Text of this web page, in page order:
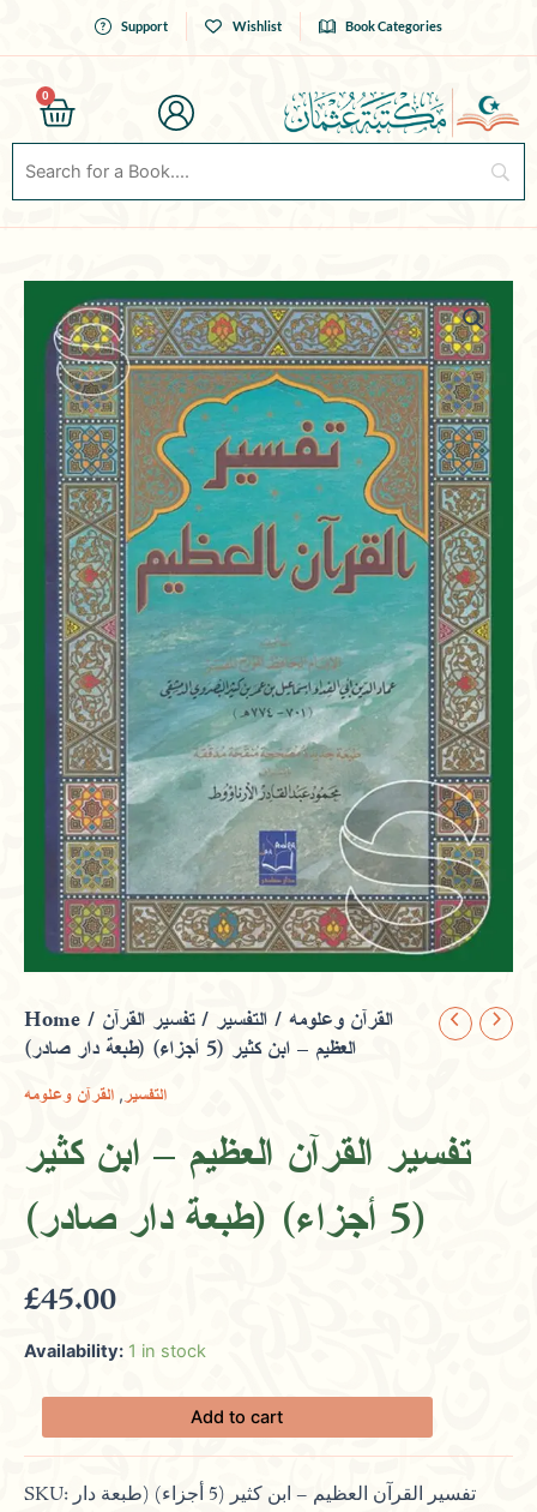
Support Wishlist Book Categories
0
Cart
Home / القرآن وعلومه / التفسير / تفسير القرآن
العظيم – ابن كثير (5 أجزاء) (طبعة دار صادر)
التفسير, القرآن وعلومه
تفسير القرآن العظيم – ابن كثير
(5 أجزاء) (طبعة دار صادر)
£45.00
Availability: 1 in stock
تفسير
القرآن
–
كثير
أجزاء)
صادر)
Add to cart
SKU: تفسير القرآن العظيم – ابن كثير (5 أجزاء) (طبعة دار